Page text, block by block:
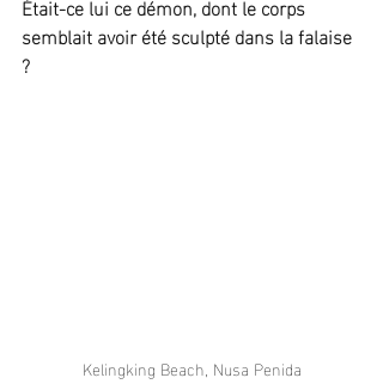
Était-ce lui ce démon, dont le corps
semblait avoir été sculpté dans la falaise
?
Kelingking Beach, Nusa Penida